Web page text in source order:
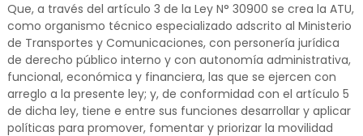
Que, a través del artículo 3 de la Ley N° 30900 se crea la ATU,
como organismo técnico especializado adscrito al Ministerio
de Transportes y Comunicaciones, con personería jurídica
de derecho público interno y con autonomía administrativa,
funcional, económica y financiera, las que se ejercen con
arreglo a la presente ley; y, de conformidad con el artículo 5
de dicha ley, tiene e entre sus funciones desarrollar y aplicar
políticas para promover, fomentar y priorizar la movilidad